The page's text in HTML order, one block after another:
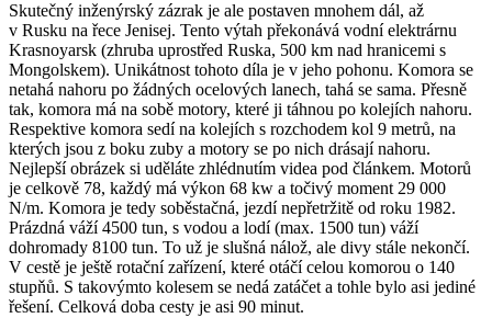
Skutečný inženýrský zázrak je ale postaven mnohem dál, až
v Rusku na řece Jenisej. Tento výtah překonává vodní elektrárnu
Krasnoyarsk (zhruba uprostřed Ruska, 500 km nad hranicemi s
Mongolskem). Unikátnost tohoto díla je v jeho pohonu. Komora se
netahá nahoru po žádných ocelových lanech, tahá se sama. Přesně
tak, komora má na sobě motory, které ji táhnou po kolejích nahoru.
Respektive komora sedí na kolejích s rozchodem kol 9 metrů, na
kterých jsou z boku zuby a motory se po nich drásají nahoru.
Nejlepší obrázek si uděláte zhlédnutím videa pod článkem. Motorů
je celkově 78, každý má výkon 68 kw a točivý moment 29 000
N/m. Komora je tedy soběstačná, jezdí nepřetržitě od roku 1982.
Prázdná váží 4500 tun, s vodou a lodí (max. 1500 tun) váží
dohromady 8100 tun. To už je slušná nálož, ale divy stále nekončí.
V cestě je ještě rotační zařízení, které otáčí celou komorou o 140
stupňů. S takovýmto kolesem se nedá zatáčet a tohle bylo asi jediné
řešení. Celková doba cesty je asi 90 minut.